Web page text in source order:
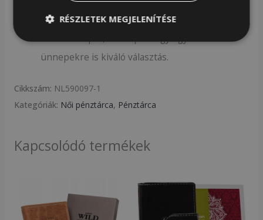
Ajándéknak különleges alkalmakkor:
ünnepekre is kiváló választás.
Cikkszám: NL590097-1
Kategóriák: Női pénztárca, Pénztárca
Kapcsolódó termékek
RÉSZLETEK MEGJELENÍTÉSE